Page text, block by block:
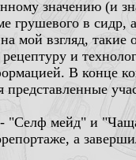
значению (и
грушевого в сидр,
мой взгляд, такие
и
В конце
представленные
"Селф мейд" и
а